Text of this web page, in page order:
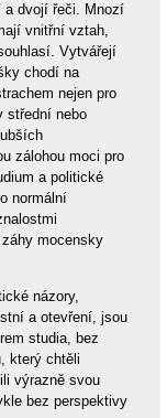
a dvojí řeči. Mnozí
vnitřní vztah,
Vytvářejí
chodí na
nejen pro
střední nebo
zálohou moci pro
a politické
normální
mocensky
názory,
a otevření, jsou
studia, bez
který chtěli
výrazně svou
bez perspektivy